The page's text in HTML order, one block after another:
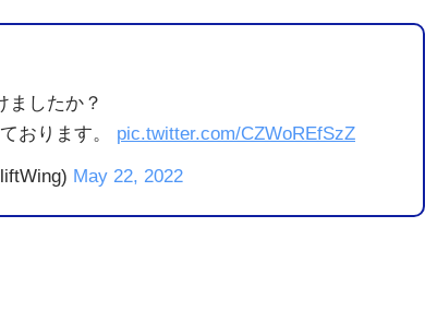
ましたか？
おります。 pic.twitter.com/CZWoREfSzZ
May 22, 2022